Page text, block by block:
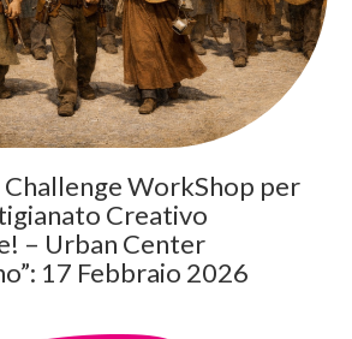
Challenge WorkShop per
Creativo
– Urban Center
17 Febbraio 2026